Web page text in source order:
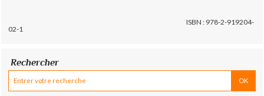
ISBN : 978-2-919204-
02-1
Rechercher